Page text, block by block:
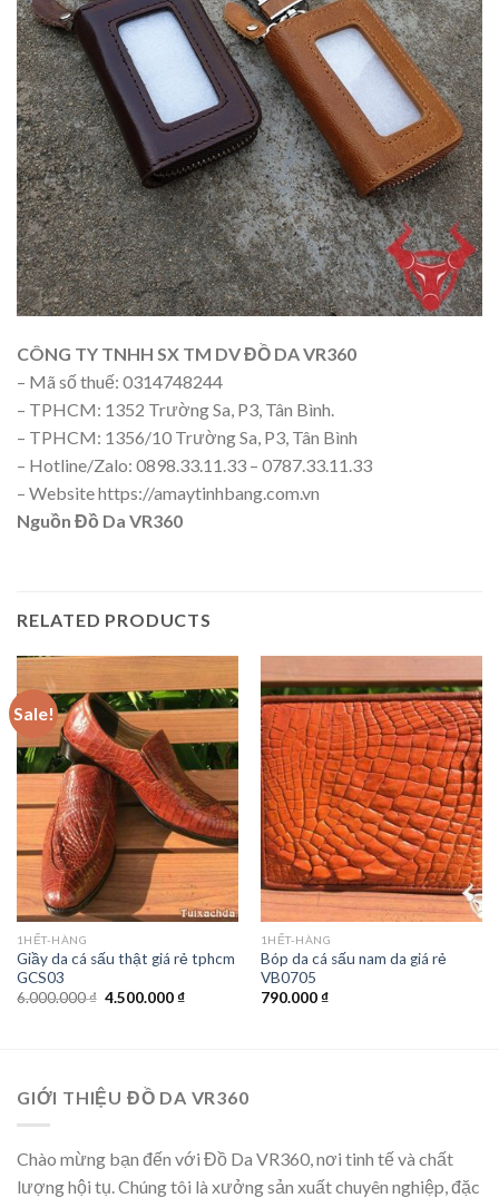
CÔNG TY TNHH SX TM DV ĐỒ DA VR360
– Mã số thuế: 0314748244
– TPHCM: 1352 Trường Sa, P3, Tân Bình.
– TPHCM: 1356/10 Trường Sa, P3, Tân Bình
– Hotline/Zalo: 0898.33.11.33 – 0787.33.11.33
– Website https://amaytinhbang.com.vn
Nguồn Đồ Da VR360
RELATED PRODUCTS
Sale!
1HẾT-HÀNG
Giầy da cá sấu thật giá rẻ tphcm
GCS03
6.000.000₫ 4.500.000₫
1HẾT-HÀNG
Bóp da cá sấu nam da giá rẻ
VB0705
790.000₫
GIỚI THIỆU ĐỒ DA VR360
Chào mừng bạn đến với Đồ Da VR360, nơi tinh tế và chất
lượng hội tụ. Chúng tôi là xưởng sản xuất chuyên nghiệp, đặc